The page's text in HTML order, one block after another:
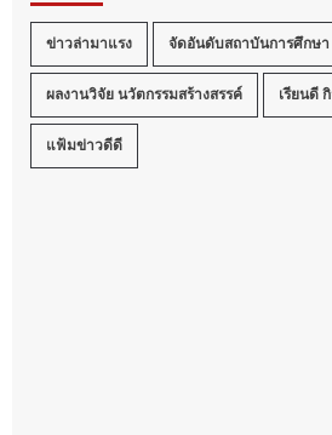
ข่าวล่ามาแรง จัดอันดับสถาบันการศึกษา
ผลงานวิจัย นวัตกรรมสร้างสรรค์ เรียนดี
แฟ้มข่าวดีดี